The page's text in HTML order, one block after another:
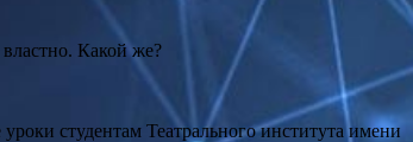
Какой же?
студентам Театрального института имени